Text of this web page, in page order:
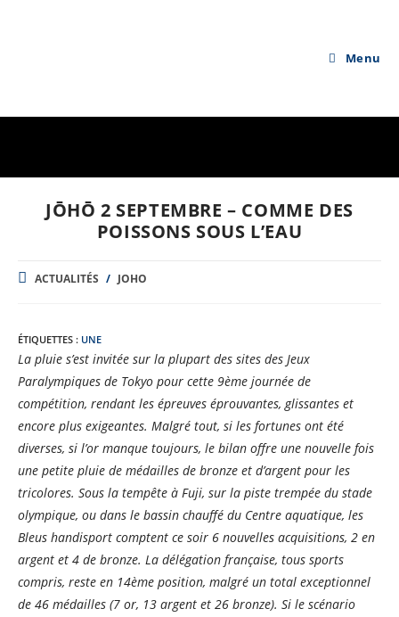
Menu
JŌHŌ 2 SEPTEMBRE – COMME DES
POISSONS SOUS L’EAU
POST
CATEGORY:
ACTUALITÉS / JOHO
ÉTIQUETTES : UNE
La pluie s’est invitée sur la plupart des sites des Jeux
Paralympiques de Tokyo pour cette 9ème journée de
compétition, rendant les épreuves éprouvantes, glissantes et
encore plus exigeantes. Malgré tout, si les fortunes ont été
diverses, si l’or manque toujours, le bilan offre une nouvelle fois
une petite pluie de médailles de bronze et d’argent pour les
tricolores. Sous la tempête à Fuji, sur la piste trempée du stade
olympique, ou dans le bassin chauffé du Centre aquatique, les
Bleus handisport comptent ce soir 6 nouvelles acquisitions, 2 en
argent et 4 de bronze. La délégation française, tous sports
compris, reste en 14ème position, malgré un total exceptionnel
de 46 médailles (7 or, 13 argent et 26 bronze). Si le scénario